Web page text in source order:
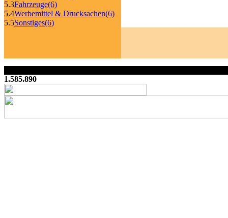
5.3Fahrzeuge(6)
5.4Werbemittel & Drucksachen(6)
5.5Sonstiges(6)
1.585.890